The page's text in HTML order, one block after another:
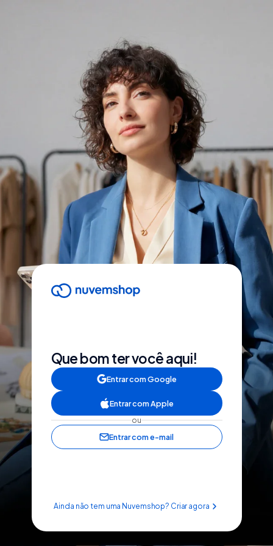
Que bom ter você aqui!
Entrar com Google
Entrar com Apple
ou
Entrar com e-mail
Ainda não tem uma Nuvemshop? Criar agora